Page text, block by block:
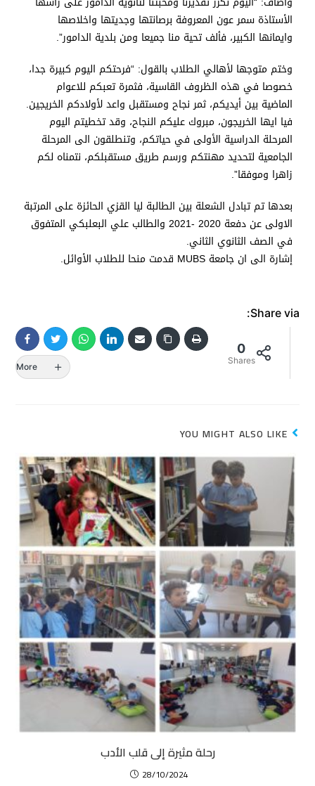
الأستاذة سمر عون المعروفة برصانتها وجديتها واخلاصها
وايمانها الكبير، فألف تحية منا جميعا ومن بلدية الدامور”.
وختم متوجها لأهالي الطلاب بالقول: “فرحتكم اليوم كبيرة جدا،
خصوصا في هذه الظروف القاسية، فثمرة تعبكم للاعوام
الماضية بين أيديكم، ثمر نجاح ومستقبل واعد لأولادكم الخريجين.
فيا ايها الخريجون، مبروك عليكم النجاح، وقد تخطيتم اليوم
المرحلة الدراسية الأولى في حياتكم، وتنطلقون الى المرحلة
الجامعية لتحديد مهنتكم ورسم طريق مستقبلكم، نتمناه لكم
زاهرا وموفقا”.
بعدها تم تبادل الشعلة بين الطالبة ليا القزي الحائزة على المرتبة
الاولى عن دفعة 2020 -2021 والطالب علي البعلبكي المتفوق
في الصف الثانوي الثاني.
إشارة الى ان جامعة MUBS قدمت منحا للطلاب الأوائل.
Share via:
0
Shares
More
YOU MIGHT ALSO LIKE
رحلة مثيرة إلى قلب الأدب
28/10/2024